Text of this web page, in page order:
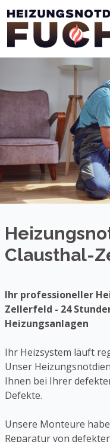
Clausthal-
Ihr professioneller
Zellerfeld - 24
Heizungsanlagen
Ihr Heizsystem läuft
Unser
Ihnen bei Ihrer
Defekte.
Unsere Monteure
Reparatur von